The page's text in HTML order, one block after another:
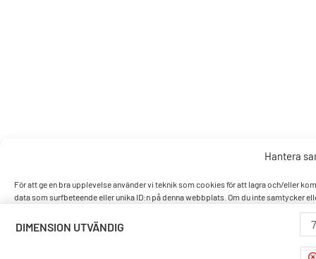
Hantera
För att ge en bra upplevelse använder vi teknik som cookies för att lagra och/eller
data som surfbeteende eller unika ID:n på denna webbplats. Om du inte samtycker
DIMENSION UTVÄNDIG